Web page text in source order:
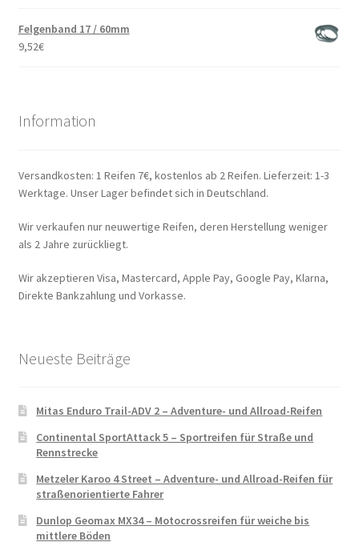
Felgenband 17 / 60mm
9,52€
Information
Versandkosten: 1 Reifen 7€, kostenlos ab 2 Reifen. Lieferzeit: 1-3
Werktage. Unser Lager befindet sich in Deutschland.
Wir verkaufen nur neuwertige Reifen, deren Herstellung weniger
als 2 Jahre zurückliegt.
Wir akzeptieren Visa, Mastercard, Apple Pay, Google Pay, Klarna,
Direkte Bankzahlung und Vorkasse.
Neueste Beiträge
Mitas Enduro Trail-ADV 2 – Adventure- und Allroad-Reifen
Continental SportAttack 5 – Sportreifen für Straße und
Rennstrecke
Metzeler Karoo 4 Street – Adventure- und Allroad-Reifen für
straßenorientierte Fahrer
Dunlop Geomax MX34 – Motocrossreifen für weiche bis
mittlere Böden